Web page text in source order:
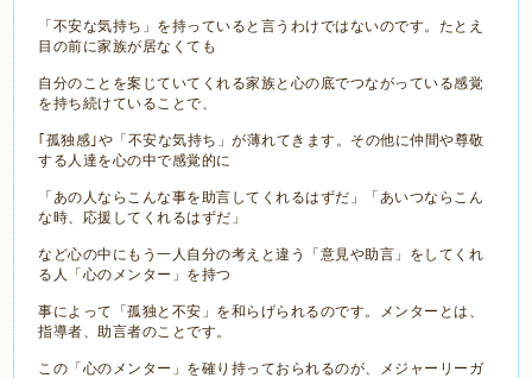
「不安な気持ち」を持っていると言うわけではないのです。たとえ
目の前に家族が居なくても
自分のことを案じていてくれる家族と心の底でつながっている感覚
を持ち続けていることで、
｢孤独感｣や「不安な気持ち」が薄れてきます。その他に仲間や尊敬
する人達を心の中で感覚的に
「あの人ならこんな事を助言してくれるはずだ」「あいつならこん
な時、応援してくれるはずだ」
など心の中にもう一人自分の考えと違う「意見や助言」をしてくれ
る人「心のメンター」を持つ
事によって「孤独と不安」を和らげられるのです。メンターとは、
指導者、助言者のことです。
この「心のメンター」を確り持っておられるのが、メジャーリーガ